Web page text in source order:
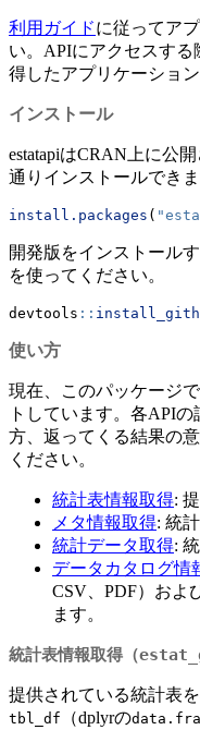
利用ガイドに従ってア
い。APIにアクセスする
得したアプリケーショ
インストール
estatapiはCRAN上に公
通りインストールできま
install.packages (
開発版をインストール
を使ってください。
devtools ::
使い方
現在、このパッケージ
トしています。各API
方、返ってくる結果の
ください。
統計表情報取得:
メタ情報取得: 統
統計データ取得:
データカタログ情
CSV、PDF）およ
ます。
統計表情報取得（
提供されている統計表
tbl_df （dplyrの